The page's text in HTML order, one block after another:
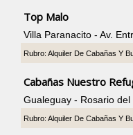
Top Malo
Villa Paranacito - Av.
Rubro: Alquiler De Cabañas Y
Cabañas Nuestro
Gualeguay - Rosario
Rubro: Alquiler De Cabañas Y